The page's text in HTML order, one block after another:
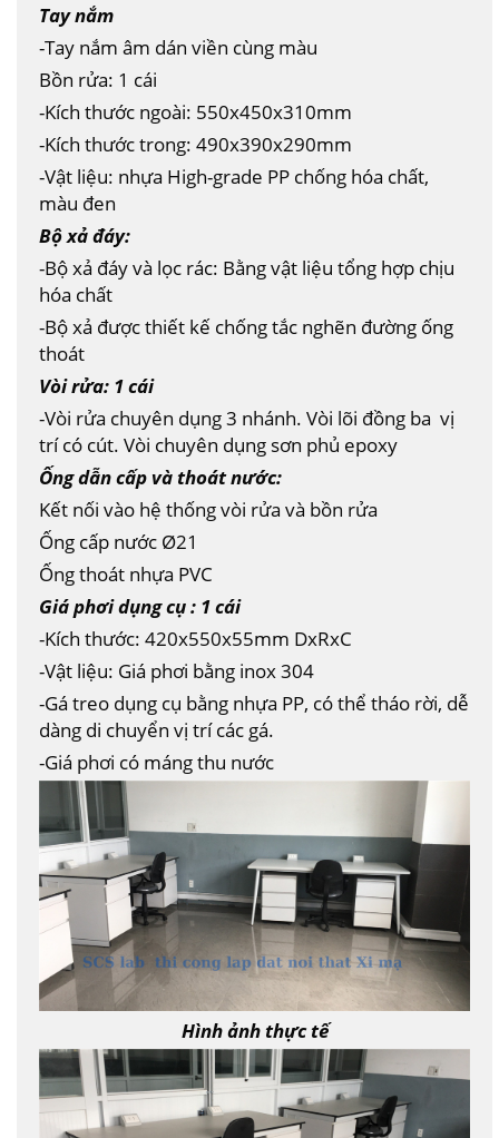
Tay nắm
-Tay nắm âm dán viền cùng màu
Bồn rửa: 1 cái
-Kích thước ngoài: 550x450x310mm
-Kích thước trong: 490x390x290mm
-Vật liệu: nhựa High-grade PP chống hóa chất,
màu đen
Bộ xả đáy:
-Bộ xả đáy và lọc rác: Bằng vật liệu tổng hợp chịu
hóa chất
-Bộ xả được thiết kế chống tắc nghẽn đường ống
thoát
Vòi rửa: 1 cái
-Vòi rửa chuyên dụng 3 nhánh. Vòi lõi đồng ba vị
trí có cút. Vòi chuyên dụng sơn phủ epoxy
Ống dẫn cấp và thoát nước:
Kết nối vào hệ thống vòi rửa và bồn rửa
Ống cấp nước Ø21
Ống thoát nhựa PVC
Giá phơi dụng cụ : 1 cái
-Kích thước: 420x550x55mm DxRxC
-Vật liệu: Giá phơi bằng inox 304
-Gá treo dụng cụ bằng nhựa PP, có thể tháo rời, dễ
dàng di chuyển vị trí các gá.
-Giá phơi có máng thu nước
Hình ảnh thực tế